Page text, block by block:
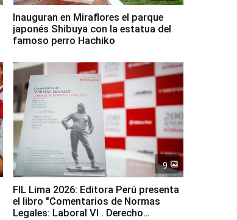
Inauguran en Miraflores el parque
japonés Shibuya con la estatua del
famoso perro Hachiko
9
FIL Lima 2026: Editora Perú presenta
el libro "Comentarios de Normas
Legales: Laboral Vl . Derecho